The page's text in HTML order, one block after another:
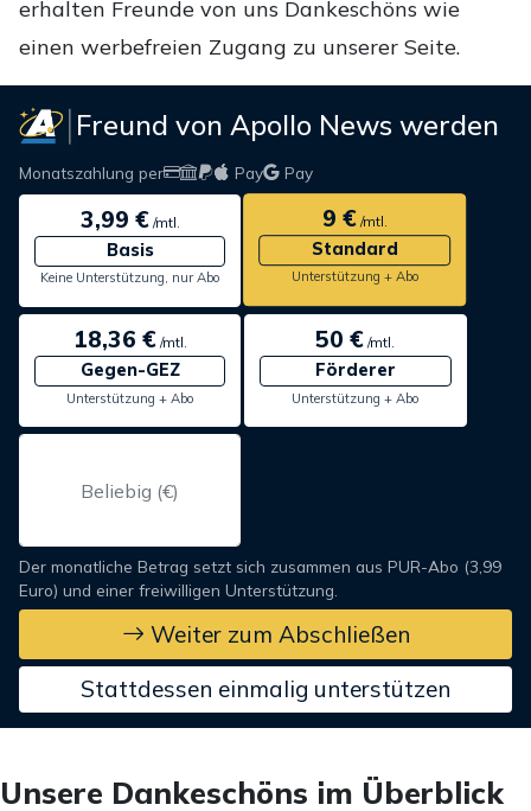
erhalten Freunde von uns Dankeschöns wie
einen werbefreien Zugang zu unserer Seite.
Freund von Apollo News werden
Monatszahlung per Pay Pay
3,99 €/mtl.
Basis
Keine Unterstützung, nur Abo
9 €/mtl.
Standard
Unterstützung + Abo
18,36 €/mtl.
Gegen-GEZ
Unterstützung + Abo
50 € /mtl.
Förderer
Unterstützung + Abo
Der monatliche Betrag setzt sich zusammen aus PUR-Abo (3,99
Euro) und einer freiwilligen Unterstützung.
Weiter zum Abschließen
Stattdessen einmalig unterstützen
Unsere Dankeschöns im Überblick